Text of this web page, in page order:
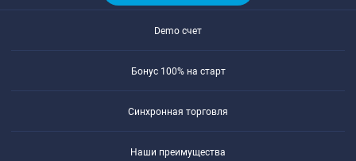
Demo счет
Бонус 100% на старт
Синхронная торговля
Наши преимущества